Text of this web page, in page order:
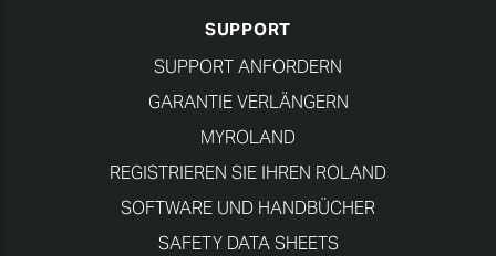
SUPPORT
SUPPORT ANFORDERN
GARANTIE VERLÄNGERN
MYROLAND
REGISTRIEREN SIE IHREN ROLAND
SOFTWARE UND HANDBÜCHER
SAFETY DATA SHEETS